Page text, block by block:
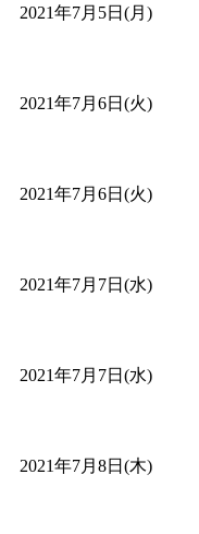
2021年7月5日(月)
2021年7月6日(火)
2021年7月6日(火)
2021年7月7日(水)
2021年7月7日(水)
2021年7月8日(木)